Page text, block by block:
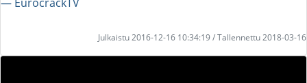
Julkaistu 2016-12-16 10:34:19 / Tallennettu 2018-03-16